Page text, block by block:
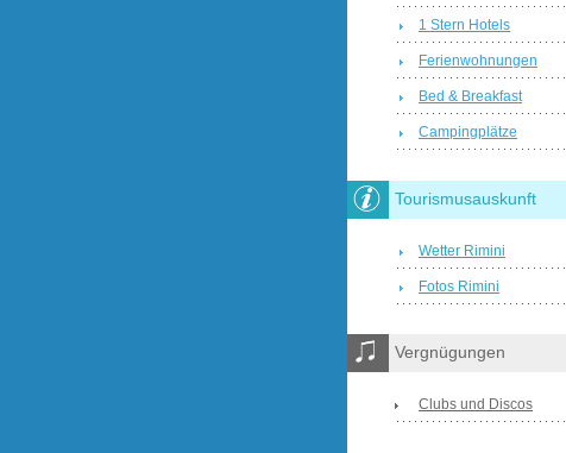
1 Stern Hotels
Ferienwohnungen
Bed & Breakfast
Campingplätze
Tourismusauskunft
Wetter Rimini
Fotos Rimini
Vergnügungen
Clubs und Discos